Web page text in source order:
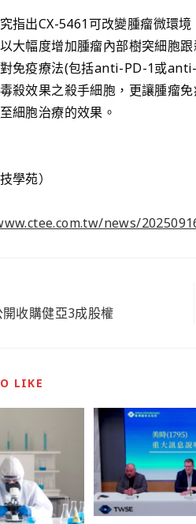
指出CX-5461可改變腫瘤微環
大幅度增加腫瘤內部樹突細胞
免疫療法(包括anti-PD-1或
殺效果之殺手細胞，更讓腫瘤
細胞治療的效果。
學苑）
news/
收購健亞3成股權
LIKE